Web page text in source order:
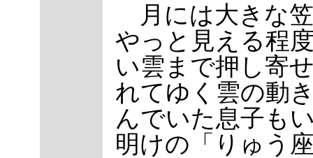
月には大きな
やっと見える程
い雲まで押し寄
れてゆく雲の動
んでいた息子も
明けの「りゅう